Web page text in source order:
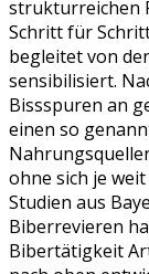
strukturreichen
Schritt für
begleitet von
sensibilisiert.
Bissspuren an
einen so
ohne sich je
Studien aus
Biberrevieren
Bibertätigkeit